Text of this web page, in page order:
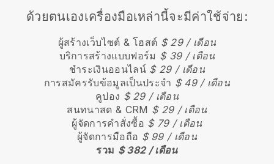
ด้วยตนเองเครื่องมือเหล่านี้จะมีค่าใช้จ่าย:
ผู้สร้างเว็บไซต์ & โฮสต์ $ 29 / เดือน
บริการสร้างแบบฟอร์ม $ 39 / เดือน
ชำระเงินออนไลน์ $ 29 / เดือน
การสมัครรับข้อมูลเป็นประจำ $ 49 / เดือน
คูปอง $ 29 / เดือน
สนทนาสด & CRM $ 29 / เดือน
ผู้จัดการคำสั่งซื้อ $ 79 / เดือน
ผู้จัดการมือถือ $ 99 / เดือน
รวม $ 382 / เดือน